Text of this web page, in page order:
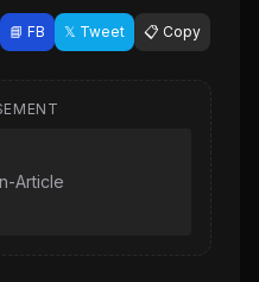
📘 FB 𝕏 Tweet 📋 Copy
Article